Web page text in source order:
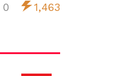
0 1,463